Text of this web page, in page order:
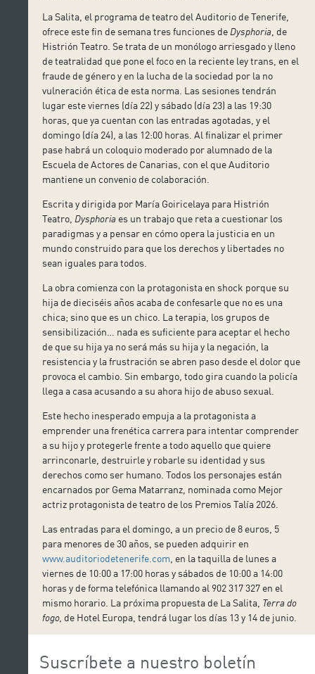
La Salita, el programa de teatro del Auditorio de Tenerife,
ofrece este fin de semana tres funciones de Dysphoria , de
Histrión Teatro. Se trata de un monólogo arriesgado y lleno
de teatralidad que pone el foco en la reciente ley trans, en el
fraude de género y en la lucha de la sociedad por la no
vulneración ética de esta norma. Las sesiones tendrán
lugar este viernes (día 22) y sábado (día 23) a las 19:30
horas, que ya cuentan con las entradas agotadas, y el
domingo (día 24), a las 12:00 horas. Al finalizar el primer
pase habrá un coloquio moderado por alumnado de la
Escuela de Actores de Canarias, con el que Auditorio
mantiene un convenio de colaboración.
Escrita y dirigida por María Goiricelaya para Histrión
Teatro, Dysphoria es un trabajo que reta a cuestionar los
paradigmas y a pensar en cómo opera la justicia en un
mundo construido para que los derechos y libertades no
sean iguales para todos.
La obra comienza con la protagonista en shock porque su
hija de dieciséis años acaba de confesarle que no es una
chica; sino que es un chico. La terapia, los grupos de
sensibilización… nada es suficiente para aceptar el hecho
de que su hija ya no será más su hija y la negación, la
resistencia y la frustración se abren paso desde el dolor que
provoca el cambio. Sin embargo, todo gira cuando la policía
llega a casa acusando a su ahora hijo de abuso sexual.
Este hecho inesperado empuja a la protagonista a
emprender una frenética carrera para intentar comprender
a su hijo y protegerle frente a todo aquello que quiere
arrinconarle, destruirle y robarle su identidad y sus
derechos como ser humano. Todos los personajes están
encarnados por Gema Matarranz, nominada como Mejor
actriz protagonista de teatro de los Premios Talía 2026.
Las entradas para el domingo, a un precio de 8 euros, 5
para menores de 30 años, se pueden adquirir en
www.auditoriodetenerife.com , en la taquilla de lunes a
viernes de 10:00 a 17:00 horas y sábados de 10:00 a 14:00
horas y de forma telefónica llamando al 902 317 327 en el
mismo horario. La próxima propuesta de La Salita, Terra do
fogo, de Hotel Europa, tendrá lugar los días 13 y 14 de junio.
Suscríbete a nuestro boletín